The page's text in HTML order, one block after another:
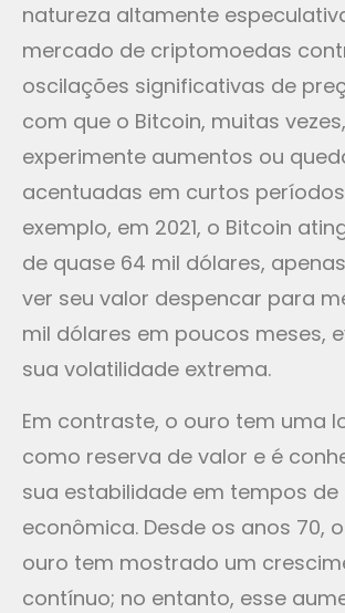
natureza altamente
mercado de criptomoedas
oscilações significativas de
com que o Bitcoin, muitas vezes,
experimente aumentos ou
acentuadas em curtos
exemplo, em 2021, o Bitcoin
de quase 64 mil dólares,
ver seu valor despencar para
mil dólares em poucos meses,
sua volatilidade extrema.
Em contraste, o ouro tem uma
como reserva de valor e é
sua estabilidade em tempos de
econômica. Desde os anos 70,
ouro tem mostrado um
contínuo; no entanto, esse